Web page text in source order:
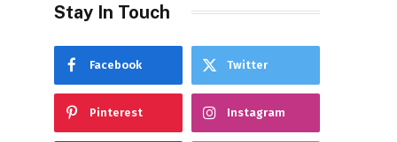
Stay In Touch
Facebook Twitter
Pinterest Instagram